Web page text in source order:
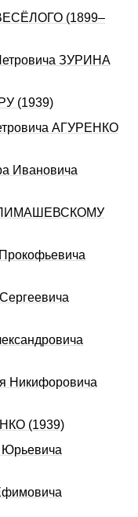
(1899–
ЗУРИНА
(1939)
АГУРЕНКО
Ивановича
КЛИМАШЕВСКОМУ
Никифоpовича
(1939)
Юрьевича